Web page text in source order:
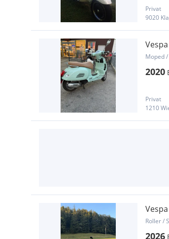
Privat
9020
Moped
2020
Privat
1210
Nero
Roller /
2026